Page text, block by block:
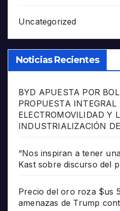
Uncategorized
Noticias Recientes
BYD APUESTA POR
PROPUESTA
ELECTROMOVILIDAD Y
INDUSTRIALIZACIÓN
“Nos inspiran a tener
Kast sobre discurso del
Precio del oro roza $us
amenazas de Trump